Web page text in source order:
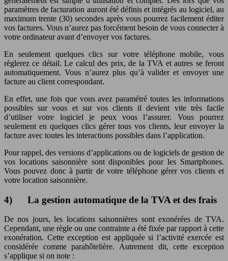
paramètres de facturation auront été définis et intégrés au logiciel, au
maximum trente (30) secondes après vous pourrez facilement éditer
vos factures. Vous n’aurez pas forcément besoin de vous connecter à
votre ordinateur avant d’envoyer vos factures.
En seulement quelques clics sur votre téléphone mobile, vous
règlerez ce détail. Le calcul des prix, de la TVA et autres se feront
automatiquement. Vous n’aurez plus qu’à valider et envoyer une
facture au client correspondant.
En effet, une fois que vous avez paramétré toutes les informations
possibles sur vous et sur vos clients il devient vite très facile
d’utiliser votre logiciel je peux vous l’assurer. Vous pourrez
seulement en quelques clics gérer tous vos clients, leur envoyer la
facture avec toutes les interactions possibles dans l’application.
Pour rappel, des versions d’applications ou de logiciels de gestion de
vos locations saisonnière sont disponibles pour les Smartphones.
Vous pouvez donc à partir de votre téléphone gérer vos clients et
votre location saisonnière.
4) La gestion automatique de la TVA et des frais
De nos jours, les locations saisonnières sont exonérées de TVA.
Cependant, une règle ou une contrainte a été fixée par rapport à cette
exonération. Cette exception est appliquée si l’activité exercée est
considérée comme parahôtelière. Autrement dit, cette exception
s’applique si on note :